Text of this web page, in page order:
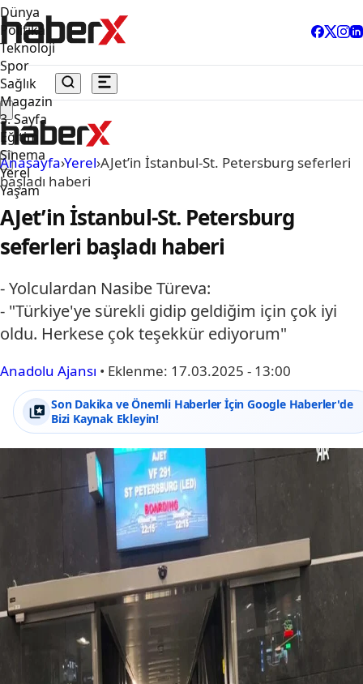
Dünya
Politika
Teknoloji
Spor
Sağlık
Magazin
3. Sayfa
Eğitim
Sinema
Yerel
Yaşam
Anasayfa›Yerel›AJet’in İstanbul-St. Petersburg seferleri
başladı haberi
AJet’in İstanbul-St. Petersburg
seferleri başladı haberi
- Yolculardan Nasibe Türeva:
- "Türkiye'ye sürekli gidip geldiğim için çok iyi
oldu. Herkese çok teşekkür ediyorum"
Anadolu Ajansı • Eklenme: 17.03.2025 - 13:00
Son Dakika ve Önemli Haberler İçin Google Haberler'de
Bizi Kaynak Ekleyin!